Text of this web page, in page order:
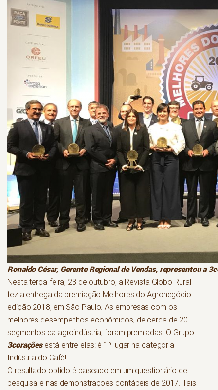
Ronaldo César, Gerente Regional de Vendas, representou a
Nesta terça-feira, 23 de outubro, a Revista Globo Rural
fez a entrega da premiação Melhores do Agronegócio –
edição 2018, em São Paulo. As empresas com os
melhores desempenhos econômicos, de cerca de 20
segmentos da agroindústria, foram premiadas. O Grupo
3coraçõesestá entre elas: é 1º lugar na categoria
Indústria do Café!
O resultado obtido é baseado em um questionário de
pesquisa e nas demonstrações contábeis de 2017. Tais